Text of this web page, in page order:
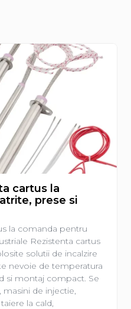
cartus la
prese si
la comanda pentru
Rezistenta cartus
solutii de incalzire
nevoie de temperatura
si montaj compact. Se
de injectie,
la cald,